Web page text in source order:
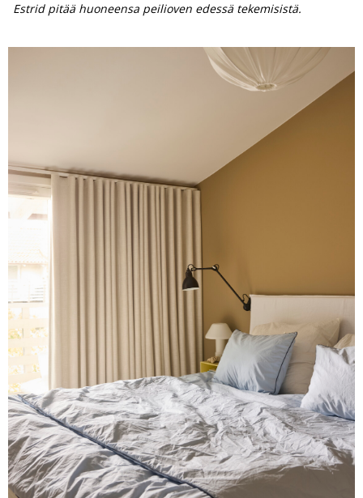
Estrid pitää huoneensa peilioven edessä tekemisistä.